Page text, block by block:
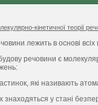
кінетичної теорії
лежить в основі
речовини є
які називають
у стані